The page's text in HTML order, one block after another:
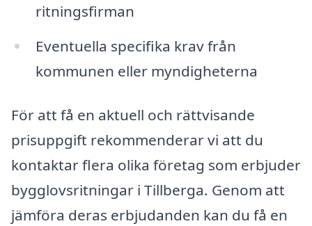
ritningsfirman
Eventuella specifika krav från
kommunen eller myndigheterna
För att få en aktuell och rättvisande
prisuppgift rekommenderar vi att du
kontaktar flera olika företag som erbjuder
bygglovsritningar i Tillberga. Genom att
jämföra deras erbjudanden kan du få en